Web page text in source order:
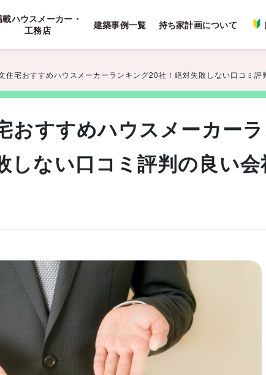
載ハウスメーカー・
工務店
建築事例一覧 持ち家計画について
住宅おすすめハウスメーカーランキング20社！絶対失敗しない口コミ評
おすすめハウスメーカー
しない口コミ評判の良い会